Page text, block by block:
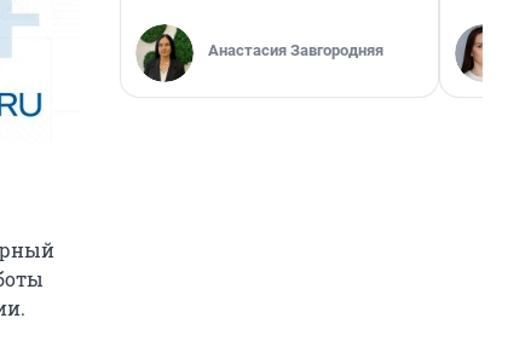
Анастасия Завгородняя